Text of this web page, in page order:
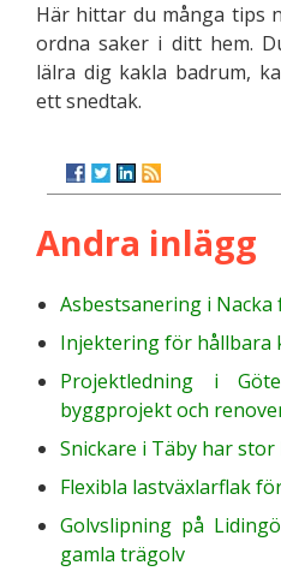
Här hittar du många tips
ordna saker i ditt hem.
lälra dig kakla badrum,
ett snedtak.
Andra inlägg
Asbestsanering i
Injektering för
Projektledning i
byggprojekt och
Snickare i Täby har
Flexibla lastväxlarflak
Golvslipning på
gamla trägolv